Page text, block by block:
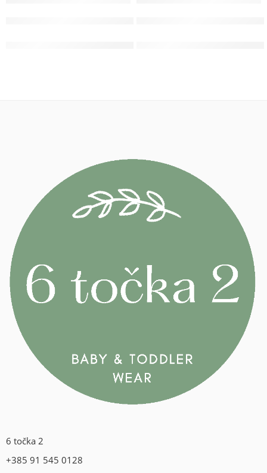
6 točka 2
+385 91 545 0128